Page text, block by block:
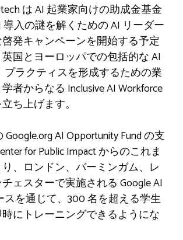
は AI 起業家向けの助成金基金
入の謎を解くための AI リーダー
発キャンペーンを開始する予定
国とヨーロッパでの包括的な AI
プラクティスを形成するための業
者からなる Inclusive AI Workforce
ち上げます。
AI Opportunity Fund の支
for Public Impact からのこれま
、ロンドン、バーミンガム、レ
ェスターで実施される Google AI
スを通じて、300 名を超える学生
にトレーニングできるようにな